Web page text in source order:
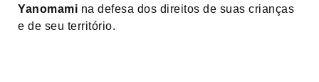
Yanomami na defesa dos direitos de suas crianças
e de seu território.